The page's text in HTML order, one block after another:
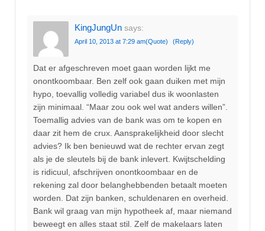
KingJungUn says:
April 10, 2013 at 7:29 am(Quote) (Reply)
Dat er afgeschreven moet gaan worden lijkt me
onontkoombaar. Ben zelf ook gaan duiken met mijn
hypo, toevallig volledig variabel dus ik woonlasten
zijn minimaal. “Maar zou ook wel wat anders willen”.
Toemallig advies van de bank was om te kopen en
daar zit hem de crux. Aansprakelijkheid door slecht
advies? Ik ben benieuwd wat de rechter ervan zegt
als je de sleutels bij de bank inlevert. Kwijtschelding
is ridicuul, afschrijven onontkoombaar en de
rekening zal door belanghebbenden betaalt moeten
worden. Dat zijn banken, schuldenaren en overheid.
Bank wil graag van mijn hypotheek af, maar niemand
beweegt en alles staat stil. Zelf de makelaars laten